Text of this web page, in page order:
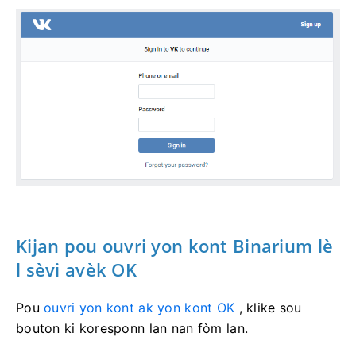
Kijan pou ouvri yon kont Binarium lè
l sèvi avèk OK
Pououvri yon kont ak yon kont OK , klike sou
bouton ki koresponn lan nan fòm lan.